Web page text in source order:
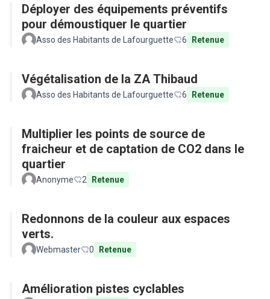
Déployer des équipements préventifs
pour démoustiquer le quartier
Asso des Habitants de Lafourguette 6 Retenue
Végétalisation de la ZA Thibaud
Asso des Habitants de Lafourguette 6 Retenue
Multiplier les points de source de
fraicheur et de captation de CO2 dans le
quartier
Anonyme 2 Retenue
Redonnons de la couleur aux espaces
verts.
Webmaster 0 Retenue
Amélioration pistes cyclables